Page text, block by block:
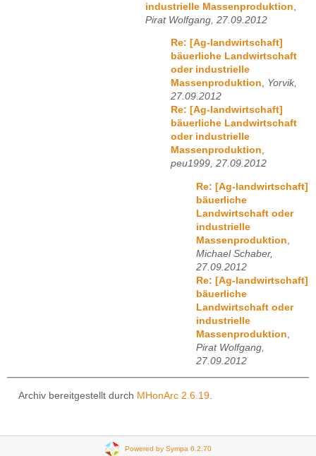
industrielle Massenproduktion
Pirat Wolfgang, 27.09.2012
Re: [Ag-landwirtschaft]
bäuerliche Landwirtschaft
oder industrielle
Massenproduktion, Yorvik,
27.09.2012
Re: [Ag-landwirtschaft]
bäuerliche Landwirtschaft
oder industrielle
Massenproduktion,
peu1999, 27.09.2012
Re: [Ag-landwirtschaft]
bäuerliche
Landwirtschaft oder
industrielle
Massenproduktion
Michael Schaber,
27.09.2012
Re: [Ag-landwirtschaft]
bäuerliche
Landwirtschaft oder
industrielle
Massenproduktion
Pirat Wolfgang,
27.09.2012
Archiv bereitgestellt durch MHonArc 2.6.19
Powered by Sympa 6.2.70